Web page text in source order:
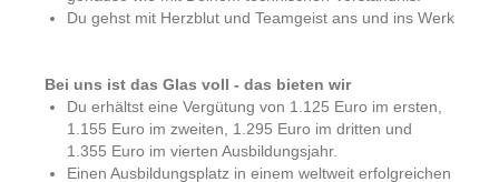
Du gehst mit Herzblut und Teamgeist ans und ins Werk
Bei uns ist das Glas voll - das bieten wir
Du erhältst eine Vergütung von 1.125 Euro im ersten,
1.155 Euro im zweiten, 1.295 Euro im dritten und
1.355 Euro im vierten Ausbildungsjahr.
Einen Ausbildungsplatz in einem weltweit erfolgreichen